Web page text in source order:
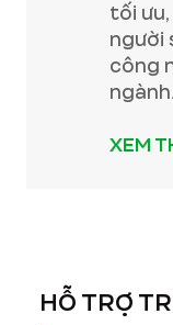
tối
người
công
ngành.
XEM
HỖ TRỢ